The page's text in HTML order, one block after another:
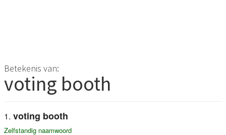
Betekenis van:
voting booth
voting booth
Zelfstandig naamwoord